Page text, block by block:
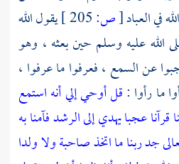
في العباد[ص:
يقول الله
الله عليه وسلم حين بعثه ، وهو
عن السمع ، فعرفوا ما عرفوا ،
ما رأوا :قل أوحي إلي أنه استمع
عجبا يهدي إلى الرشد فآمنا به
جد ربنا ما اتخذ صاحبة ولا ولدا